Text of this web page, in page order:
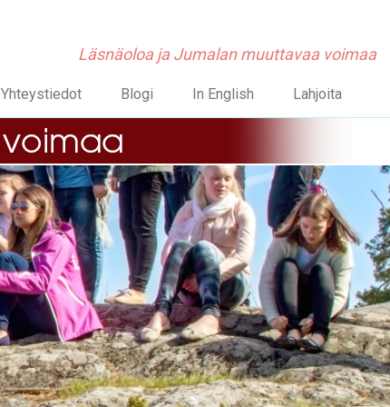
Läsnäoloa ja Jumalan muuttavaa voimaa
Yhteystiedot Blogi In English Lahjoita